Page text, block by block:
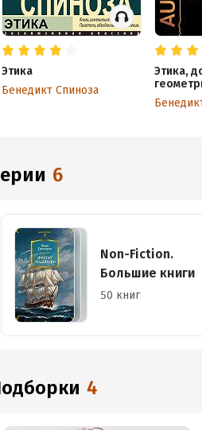
Этика
Бенедикт Спиноза
Этика,
порядке
Серии 6
Non-Fiction.
Большие книги
50 книг
Подборки 4